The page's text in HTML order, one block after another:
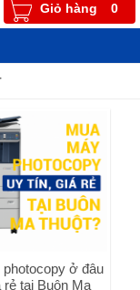
Giỏ hàng 0
photocopy ở đâu
rẻ tại Buôn Ma